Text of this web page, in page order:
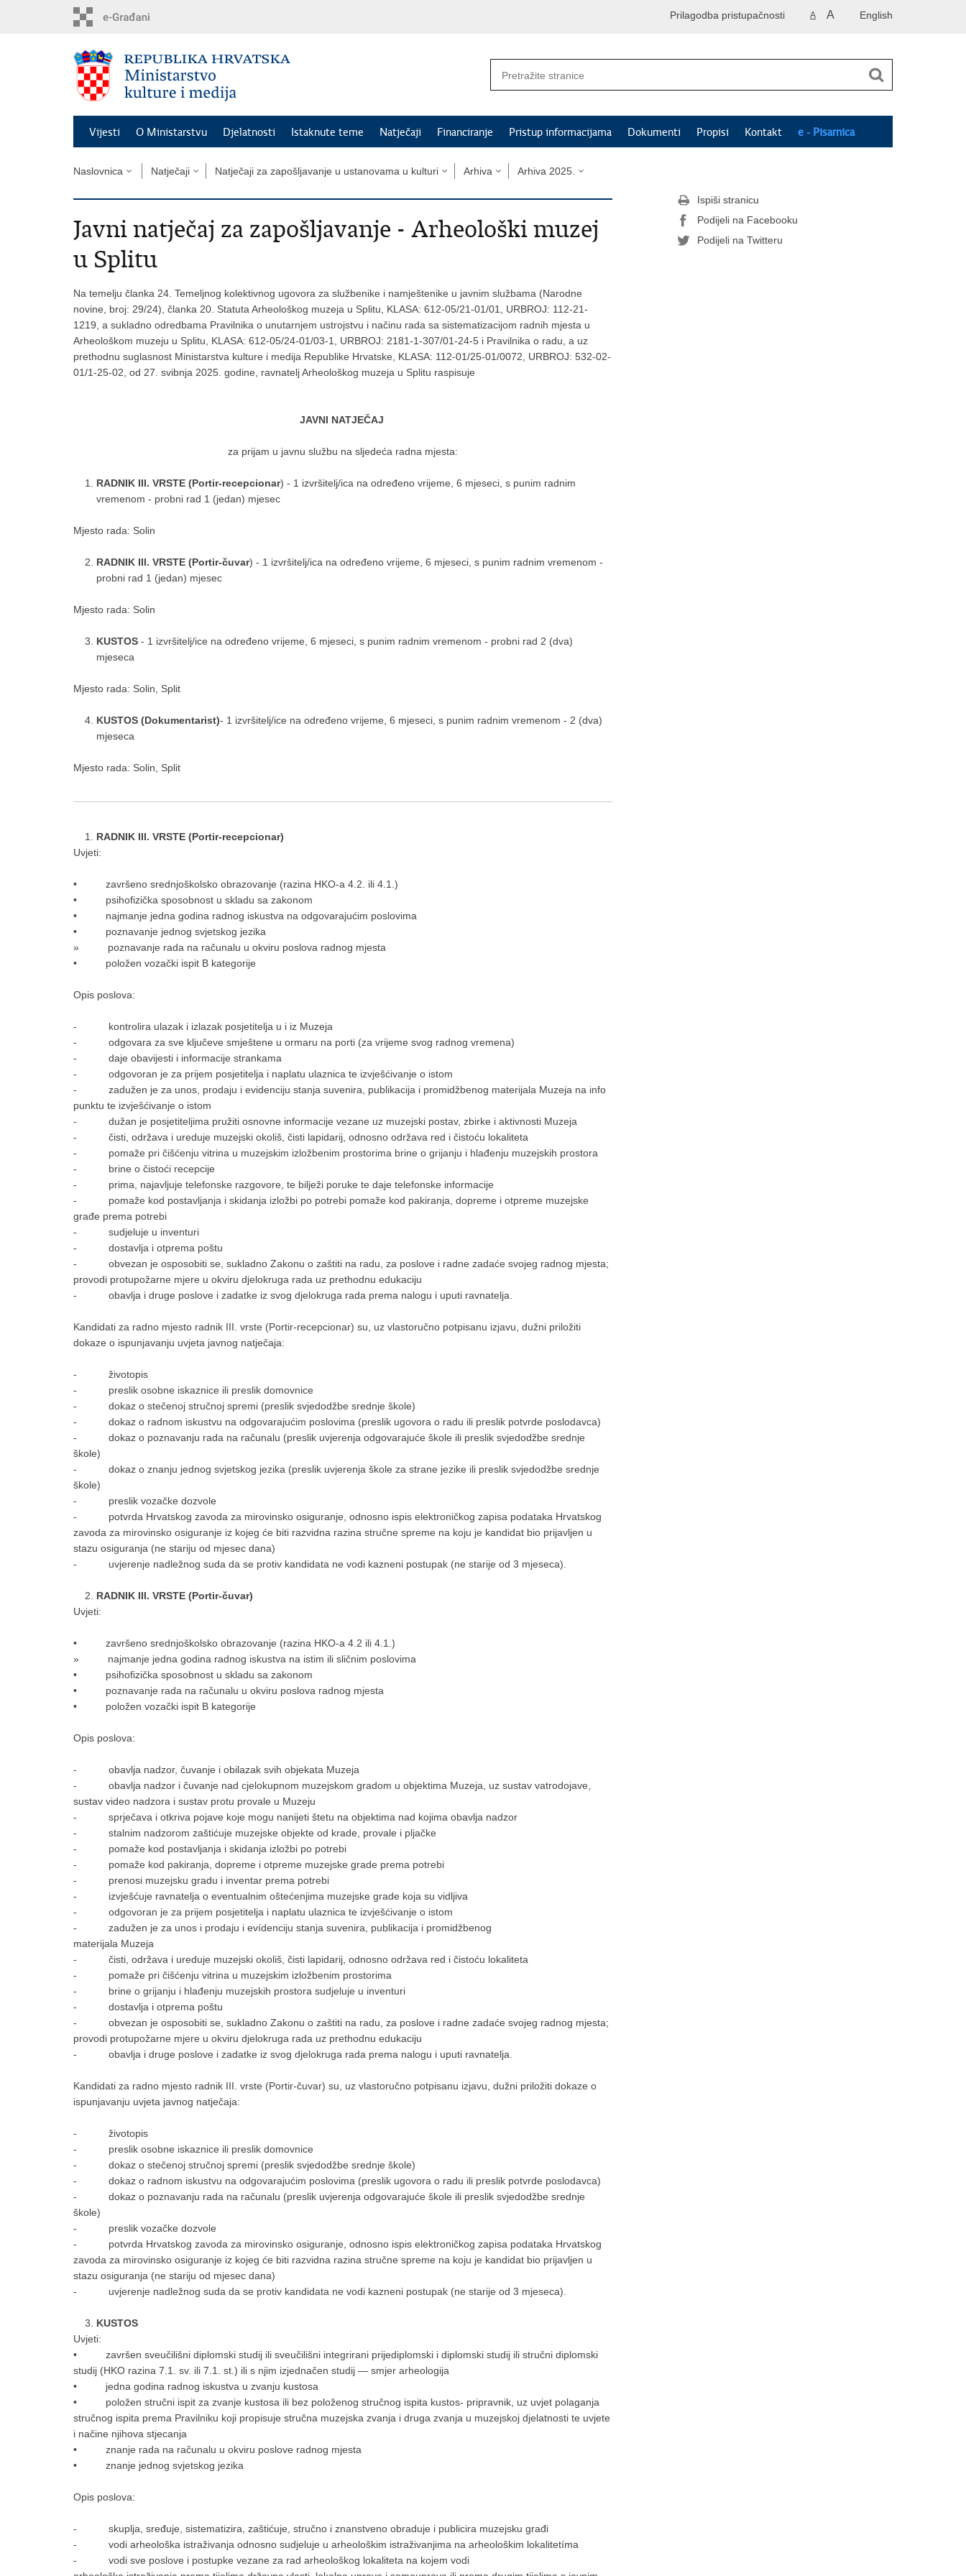
English
A A
Prilagodba pristupačnosti
Vijesti O Ministarstvu Djelatnosti Istaknute teme Natječaji Financiranje Pristup informacijama Dokumenti Propisi Kontakt e - Pisarnica
Naslovnica Natječaji Natječaji za zapošljavanje u ustanovama u kulturi Arhiva Arhiva 2025.
Javni natječaj za zapošljavanje - Arheološki muzej
u Splitu
Na temelju članka 24. Temeljnog kolektivnog ugovora za službenike i namještenike u javnim službama (Narodne
novine, broj: 29/24), članka 20. Statuta Arheološkog muzeja u Splitu, KLASA: 612-05/21-01/01, URBROJ: 112-21-
1219, a sukladno odredbama Pravilnika o unutarnjem ustrojstvu i načinu rada sa sistematizacijom radnih mjesta u
Arheološkom muzeju u Splitu, KLASA: 612-05/24-01/03-1, URBROJ: 2181-1-307/01-24-5 i Pravilnika o radu, a uz
prethodnu suglasnost Ministarstva kulture i medija Republike Hrvatske, KLASA: 112-01/25-01/0072, URBROJ: 532-02-
01/1-25-02, od 27. svibnja 2025. godine, ravnatelj Arheološkog muzeja u Splitu raspisuje
JAVNI NATJEČAJ
za prijam u javnu službu na sljedeća radna mjesta:
RADNIK III. VRSTE (Portir-recepcionar) - 1 izvršitelj/ica na određeno vrijeme, 6 mjeseci, s punim radnim
vremenom - probni rad 1 (jedan) mjesec
Mjesto rada: Solin
RADNIK III. VRSTE (Portir-čuvar) - 1 izvršitelj/ica na određeno vrijeme, 6 mjeseci, s punim radnim vremenom -
probni rad 1 (jedan) mjesec
Mjesto rada: Solin
KUSTOS - 1 izvršitelj/ice na određeno vrijeme, 6 mjeseci, s punim radnim vremenom - probni rad 2 (dva)
mjeseca
Mjesto rada: Solin, Split
KUSTOS (Dokumentarist)- 1 izvršitelj/ice na određeno vrijeme, 6 mjeseci, s punim radnim vremenom - 2 (dva)
mjeseca
Mjesto rada: Solin, Split
RADNIK III. VRSTE (Portir-recepcionar)
Uvjeti:
• završeno srednjoškolsko obrazovanje (razina HKO-a 4.2. ili 4.1.)
• psihofizička sposobnost u skladu sa zakonom
• najmanje jedna godina radnog iskustva na odgovarajućim poslovima
• poznavanje jednog svjetskog jezika
» poznavanje rada na računalu u okviru poslova radnog mjesta
• položen vozački ispit B kategorije
Opis poslova:
- kontrolira ulazak i izlazak posjetitelja u i iz Muzeja
- odgovara za sve ključeve smještene u ormaru na porti (za vrijeme svog radnog vremena)
- daje obavijesti i informacije strankama
- odgovoran je za prijem posjetitelja i naplatu ulaznica te izvješćivanje o istom
- zadužen je za unos, prodaju i evidenciju stanja suvenira, publikacija i promidžbenog materijala Muzeja na info
punktu te izvješćivanje o istom
- dužan je posjetiteljima pružiti osnovne informacije vezane uz muzejski postav, zbirke i aktivnosti Muzeja
- čisti, održava i ureduje muzejski okoliš, čisti lapidarij, odnosno održava red i čistoću lokaliteta
- pomaže pri čišćenju vitrina u muzejskim izložbenim prostorima brine o grijanju i hlađenju muzejskih prostora
- brine o čistoći recepcije
- prima, najavljuje telefonske razgovore, te bilježi poruke te daje telefonske informacije
- pomaže kod postavljanja i skidanja izložbi po potrebi pomaže kod pakiranja, dopreme i otpreme muzejske
građe prema potrebi
- sudjeluje u inventuri
- dostavlja i otprema poštu
- obvezan je osposobiti se, sukladno Zakonu o zaštiti na radu, za poslove i radne zadaće svojeg radnog mjesta;
provodi protupožarne mjere u okviru djelokruga rada uz prethodnu edukaciju
- obavlja i druge poslove i zadatke iz svog djelokruga rada prema nalogu i uputi ravnatelja.
Kandidati za radno mjesto radnik III. vrste (Portir-recepcionar) su, uz vlastoručno potpisanu izjavu, dužni priložiti
dokaze o ispunjavanju uvjeta javnog natječaja:
- životopis
- preslik osobne iskaznice ili preslik domovnice
- dokaz o stečenoj stručnoj spremi (preslik svjedodžbe srednje škole)
- dokaz o radnom iskustvu na odgovarajućim poslovima (preslik ugovora o radu ili preslik potvrde poslodavca)
- dokaz o poznavanju rada na računalu (preslik uvjerenja odgovarajuće škole ili preslik svjedodžbe srednje
škole)
- dokaz o znanju jednog svjetskog jezika (preslik uvjerenja škole za strane jezike ili preslik svjedodžbe srednje
škole)
- preslik vozačke dozvole
- potvrda Hrvatskog zavoda za mirovinsko osiguranje, odnosno ispis elektroničkog zapisa podataka Hrvatskog
zavoda za mirovinsko osiguranje iz kojeg će biti razvidna razina stručne spreme na koju je kandidat bio prijavljen u
stazu osiguranja (ne stariju od mjesec dana)
- uvjerenje nadležnog suda da se protiv kandidata ne vodi kazneni postupak (ne starije od 3 mjeseca).
RADNIK III. VRSTE (Portir-čuvar)
Uvjeti:
• završeno srednjoškolsko obrazovanje (razina HKO-a 4.2 ili 4.1.)
» najmanje jedna godina radnog iskustva na istim ili sličnim poslovima
• psihofizička sposobnost u skladu sa zakonom
• poznavanje rada na računalu u okviru poslova radnog mjesta
• položen vozački ispit B kategorije
Opis poslova:
- obavlja nadzor, čuvanje i obilazak svih objekata Muzeja
- obavlja nadzor i čuvanje nad cjelokupnom muzejskom gradom u objektima Muzeja, uz sustav vatrodojave,
sustav video nadzora i sustav protu provale u Muzeju
- sprječava i otkriva pojave koje mogu nanijeti štetu na objektima nad kojima obavlja nadzor
- stalnim nadzorom zaštićuje muzejske objekte od krade, provale i pljačke
- pomaže kod postavljanja i skidanja izložbi po potrebi
- pomaže kod pakiranja, dopreme i otpreme muzejske grade prema potrebi
- prenosi muzejsku gradu i inventar prema potrebi
- izvješćuje ravnatelja o eventualnim oštećenjima muzejske grade koja su vidljiva
- odgovoran je za prijem posjetitelja i naplatu ulaznica te izvješćivanje o istom
- zadužen je za unos i prodaju i evídenciju stanja suvenira, publikacija i promidžbenog
materijala Muzeja
- čisti, održava i ureduje muzejski okoliš, čisti lapidarij, odnosno održava red i čistoću lokaliteta
- pomaže pri čišćenju vitrina u muzejskim izložbenim prostorima
- brine o grijanju i hlađenju muzejskih prostora sudjeluje u inventuri
- dostavlja i otprema poštu
- obvezan je osposobiti se, sukladno Zakonu o zaštiti na radu, za poslove i radne zadaće svojeg radnog mjesta;
provodi protupožarne mjere u okviru djelokruga rada uz prethodnu edukaciju
- obavlja i druge poslove i zadatke iz svog djelokruga rada prema nalogu i uputi ravnatelja.
Kandidati za radno mjesto radnik III. vrste (Portir-čuvar) su, uz vlastoručno potpisanu izjavu, dužni priložiti dokaze o
ispunjavanju uvjeta javnog natječaja:
- životopis
- preslik osobne iskaznice ili preslik domovnice
- dokaz o stečenoj stručnoj spremi (preslik svjedodžbe srednje škole)
- dokaz o radnom iskustvu na odgovarajućim poslovima (preslik ugovora o radu ili preslik potvrde poslodavca)
- dokaz o poznavanju rada na računalu (preslik uvjerenja odgovarajuće škole ili preslik svjedodžbe srednje
škole)
- preslik vozačke dozvole
- potvrda Hrvatskog zavoda za mirovinsko osiguranje, odnosno ispis elektroničkog zapisa podataka Hrvatskog
zavoda za mirovinsko osiguranje iz kojeg će biti razvidna razina stručne spreme na koju je kandidat bio prijavljen u
stazu osiguranja (ne stariju od mjesec dana)
- uvjerenje nadležnog suda da se protiv kandidata ne vodi kazneni postupak (ne starije od 3 mjeseca).
KUSTOS
Uvjeti:
• završen sveučilišni diplomski studij ili sveučilišni integrirani prijediplomski i diplomski studij ili stručni diplomski
studij (HKO razina 7.1. sv. ili 7.1. st.) ili s njim izjednačen studij — smjer arheologija
• jedna godina radnog iskustva u zvanju kustosa
• položen stručni ispit za zvanje kustosa ili bez položenog stručnog ispita kustos- pripravnik, uz uvjet polaganja
stručnog ispita prema Pravilniku koji propisuje stručna muzejska zvanja i druga zvanja u muzejskoj djelatnosti te uvjete
i načine njihova stjecanja
• znanje rada na računalu u okviru poslove radnog mjesta
• znanje jednog svjetskog jezika
Opis poslova:
- skuplja, sređuje, sistematizira, zaštićuje, stručno i znanstveno obraduje i publicira muzejsku građi
- vodi arheološka istraživanja odnosno sudjeluje u arheološkim istraživanjima na arheološkim lokalitetíma
- vodi sve poslove i postupke vezane za rad arheološkog lokaliteta na kojem vodi
Ispiši stranicu
Podijeli na Facebooku
Podijeli na Twitteru